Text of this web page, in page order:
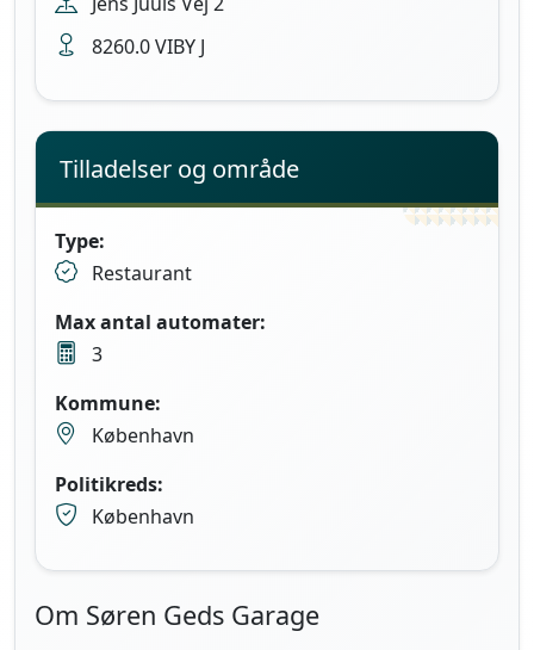
8260.0 VIBY J
Tilladelser og område
Type:
Restaurant
Max antal automater:
3
Kommune:
København
Politikreds:
København
Om Søren Geds Garage